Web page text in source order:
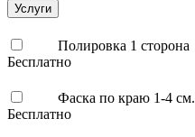
Услуги
Полировка 1 сторона
Бесплатно
Фаска по краю 1-4 см.
Бесплатно